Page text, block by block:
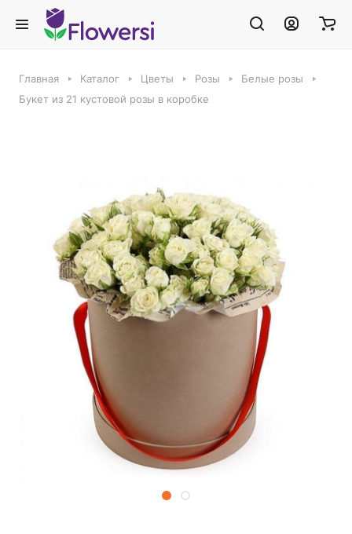
Главная Каталог Цветы Розы
Белые розы
Букет из 21 кустовой розы в коробке